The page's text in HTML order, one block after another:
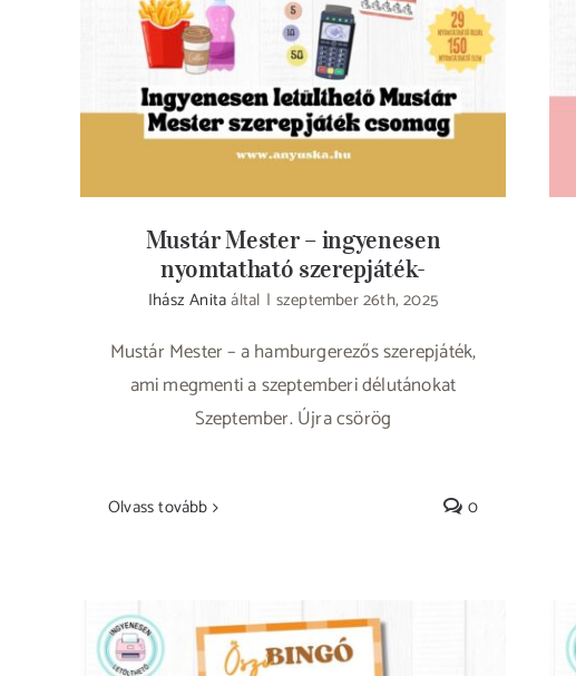
szerepjáték-
Mustár Mester – ingyenesen
nyomtatható szerepjáték-
Ihász Anitaáltal | szeptember 26th, 2025
Mustár Mester – a hamburgerezős szerepjáték,
ami megmenti a szeptemberi délutánokat
Szeptember. Újra csörög
Olvass tovább 0